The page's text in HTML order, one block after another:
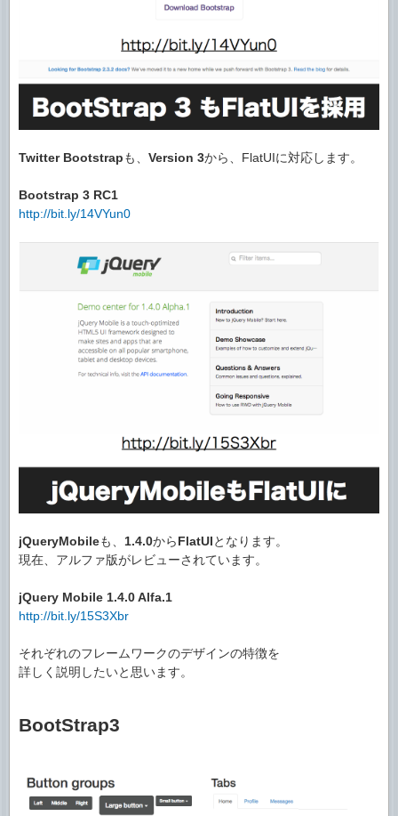
Twitter Bootstrapも、 Version 3から、FlatUIに対応します。
Bootstrap 3 RC1
http://bit.ly/14VYun0
jQueryMobileも、 1.4.0からFlatUIとなります。
現在、アルファ版がレビューされています。
jQuery Mobile 1.4.0 Alfa.1
http://bit.ly/15S3Xbr
それぞれのフレームワークのデザインの特徴を
詳しく説明したいと思います。
BootStrap3